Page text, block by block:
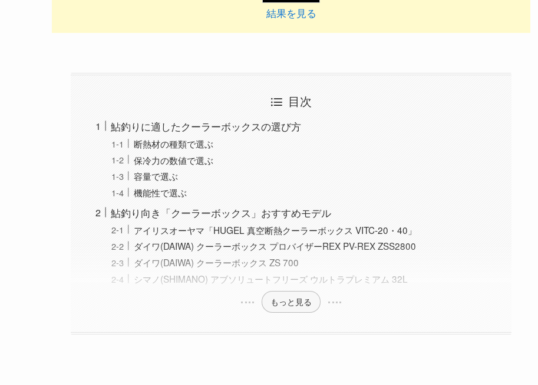
結果を見る
目次
鮎釣りに適したクーラーボックスの選び方
断熱材の種類で選ぶ
保冷力の数値で選ぶ
容量で選ぶ
機能性で選ぶ
鮎釣り向き「クーラーボックス」おすすめモデル
アイリスオーヤマ「HUGEL 真空断熱クーラーボックス VITC-20・40」
ダイワ(DAIWA) クーラーボックス プロバイザーREX PV-REX ZSS2800
ダイワ(DAIWA) クーラーボックス ZS 700
シマノ(SHIMANO) アブソリュートフリーズ ウルトラプレミアム 32L
もっと見る